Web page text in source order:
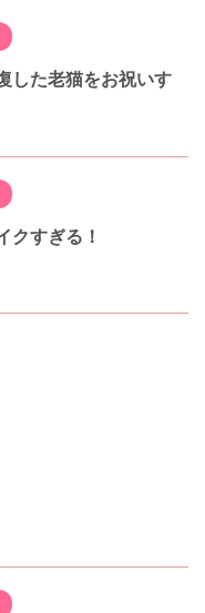
した老猫をお祝いす
クすぎる！